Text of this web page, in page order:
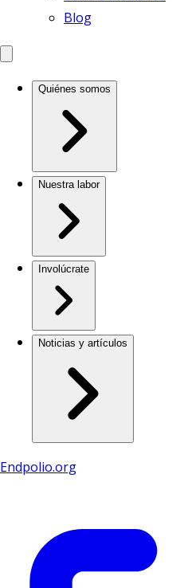
Blog
Quiénes somos
Nuestra labor
Involúcrate
Noticias y artículos
Endpolio.org